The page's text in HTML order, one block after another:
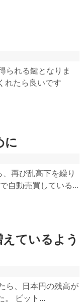
られる鍵となりま
れたら良いです
に
再び乱高下を繰り
自動売買している...
ているよう
ら、日本円の残高が
。 ビット...